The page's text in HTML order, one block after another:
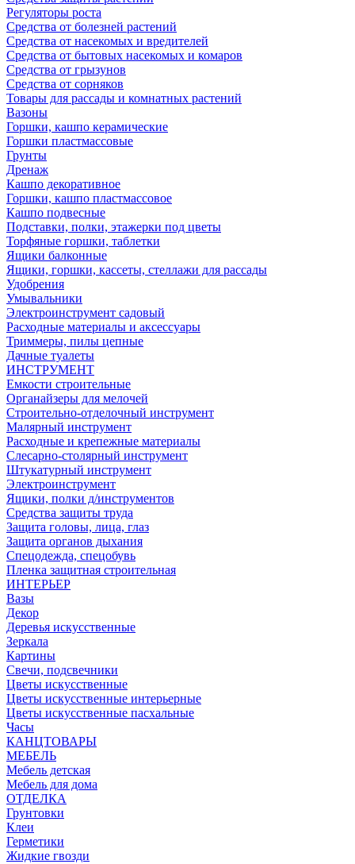
Регуляторы роста
Средства от болезней растений
Средства от насекомых и вредителей
Средства от бытовых насекомых и комаров
Средства от грызунов
Средства от сорняков
Товары для рассады и комнатных растений
Вазоны
Горшки, кашпо керамические
Горшки пластмассовые
Грунты
Дренаж
Кашпо декоративное
Горшки, кашпо пластмассовое
Кашпо подвесные
Подставки, полки, этажерки под цветы
Торфяные горшки, таблетки
Ящики балконные
Ящики, горшки, кассеты, стеллажи для рассады
Удобрения
Умывальники
Электроинструмент садовый
Расходные материалы и аксессуары
Триммеры, пилы цепные
Дачные туалеты
ИНСТРУМЕНТ
Емкости строительные
Органайзеры для мелочей
Строительно-отделочный инструмент
Малярный инструмент
Расходные и крепежные материалы
Слесарно-столярный инструмент
Штукатурный инструмент
Электроинструмент
Ящики, полки д/инструментов
Средства защиты труда
Защита головы, лица, глаз
Защита органов дыхания
Спецодежда, спецобувь
Пленка защитная строительная
ИНТЕРЬЕР
Вазы
Декор
Деревья искусственные
Зеркала
Картины
Свечи, подсвечники
Цветы искусственные
Цветы искусственные интерьерные
Цветы искусственные пасхальные
Часы
КАНЦТОВАРЫ
МЕБЕЛЬ
Мебель детская
Мебель для дома
ОТДЕЛКА
Грунтовки
Клеи
Герметики
Жидкие гвозди